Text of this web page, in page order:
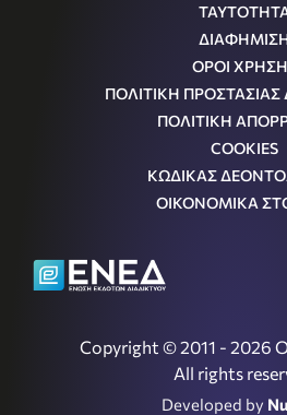
ΟΡΟΙ
ΠΟΛΙΤΙΚΗ
ΠΟΛΙΤΙΚΗ
COOKIES
ΚΩΔΙΚΑΣ
ΟΙΚΟΝΟΜΙΚΑ
Copyright © 2011 - 2026
All rights
Developed by